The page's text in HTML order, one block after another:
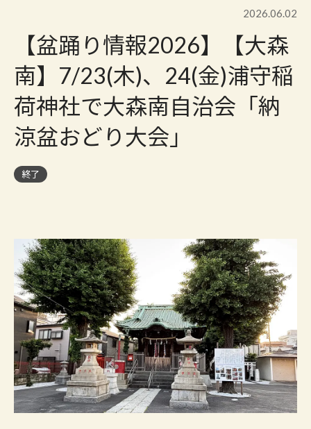
2026.06.02
【盆踊り情報2026】【大森
南】7/23(木)、24(金)浦守稲
荷神社で大森南自治会「納
涼盆おどり大会」
終了